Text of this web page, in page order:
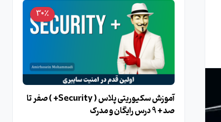
30٪
آموزش سکیوریتی پلاس ( Security+ ) صفر تا
صد + 9 درس رایگان و مدرک